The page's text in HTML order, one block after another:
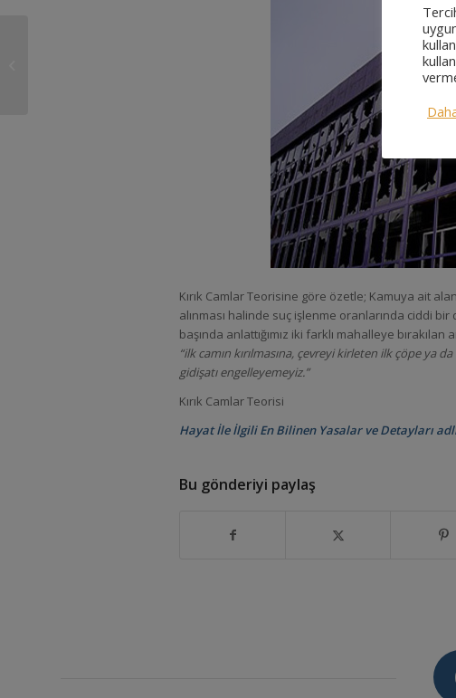
Kırık Camlar Teorisine göre özetle; Kamuya ait
alınması halinde suç işlenme oranlarında ciddi bir
başında anlattığımız iki farklı mahalleye
“ilk camın kırılmasına, çevreyi kirleten ilk çöpe ya
gidişatı engelleyemeyiz.”
Kırık Camlar Teorisi
Hayat İle İlgili En Bilinen Yasalar ve Detayları adlı
Bu gönderiyi paylaş